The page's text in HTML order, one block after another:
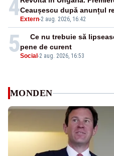
4 Extern-2 aug. 2026, 16:42
Ceaușescu după anunțul
5Social -2 aug. 2026, 16:53
Ce nu trebuie să
pene de curent
MONDEN